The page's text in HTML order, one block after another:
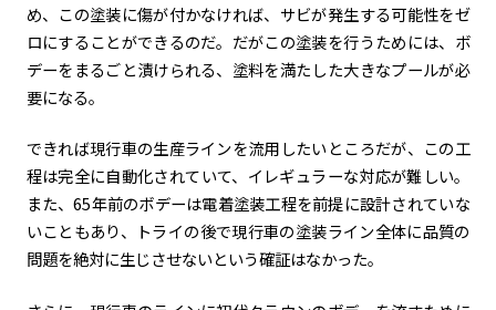
め、この塗装に傷が付かなければ、サビが発生する可能性をゼ
ロにすることができるのだ。だがこの塗装を行うためには、ボ
デーをまるごと漬けられる、塗料を満たした大きなプールが必
要になる。
できれば現行車の生産ラインを流用したいところだが、この工
程は完全に自動化されていて、イレギュラーな対応が難しい。
また、65年前のボデーは電着塗装工程を前提に設計されていな
いこともあり、トライの後で現行車の塗装ライン全体に品質の
問題を絶対に生じさせないという確証はなかった。